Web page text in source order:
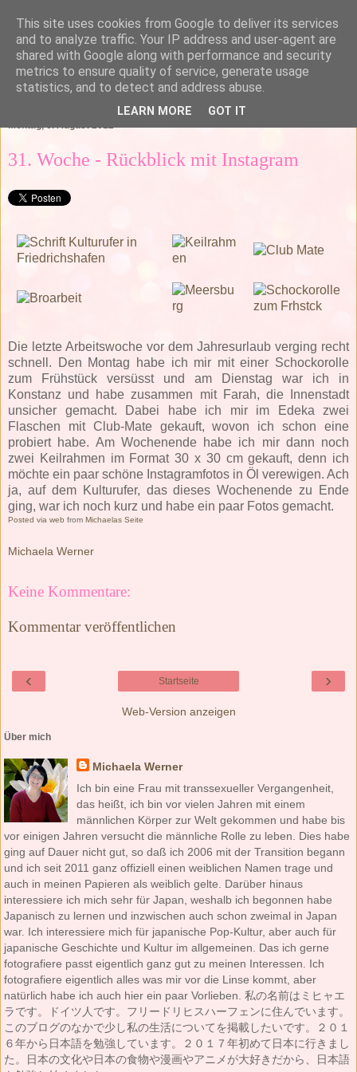
Montag, 6. August 2012
31. Woche - Rückblick mit Instagram
Die letzte Arbeitswoche vor dem Jahresurlaub verging recht
schnell. Den Montag habe ich mir mit einer Schockorolle
zum Frühstück versüsst und am Dienstag war ich in
Konstanz und habe zusammen mit Farah, die Innenstadt
unsicher gemacht. Dabei habe ich mir im Edeka zwei
Flaschen mit Club-Mate gekauft, wovon ich schon eine
probiert habe. Am Wochenende habe ich mir dann noch
zwei Keilrahmen im Format 30 x 30 cm gekauft, denn ich
möchte ein paar schöne Instagramfotos in Öl verewigen. Ach
ja, auf dem Kulturufer, das dieses Wochenende zu Ende
ging, war ich noch kurz und habe ein paar Fotos gemacht.
Posted via web from Michaelas Seite
Michaela Werner
Keine Kommentare:
Kommentar veröffentlichen
‹ ›
Startseite
Web-Version anzeigen
Über mich
Michaela Werner
Ich bin eine Frau mit transsexueller Vergangenheit,
das heißt, ich bin vor vielen Jahren mit einem
männlichen Körper zur Welt gekommen und habe bis
vor einigen Jahren versucht die männliche Rolle zu leben. Dies habe
ging auf Dauer nicht gut, so daß ich 2006 mit der Transition begann
und ich seit 2011 ganz offiziell einen weiblichen Namen trage und
auch in meinen Papieren als weiblich gelte. Darüber hinaus
interessiere ich mich sehr für Japan, weshalb ich begonnen habe
Japanisch zu lernen und inzwischen auch schon zweimal in Japan
war. Ich interessiere mich für japanische Pop-Kultur, aber auch für
japanische Geschichte und Kultur im allgemeinen. Das ich gerne
fotografiere passt eigentlich ganz gut zu meinen Interessen. Ich
fotografiere eigentlich alles was mir vor die Linse kommt, aber
natürlich habe ich auch hier ein paar Vorlieben. 私の名前はミヒャエ
ラです。ドイツ人です。フリードリヒスハーフェンに住んでいます。
このブログのなかで少し私の生活についてを掲載したいです。２０１
６年から日本語を勉強しています。２０１７年初めて日本に行きまし
た。日本の文化や日本の食物や漫画やアニメが大好きだから、日本語
This site uses cookies from Google to deliver its services
and to analyze traffic. Your IP address and user-agent are
shared with Google along with performance and security
metrics to ensure quality of service, generate usage
statistics, and to detect and address abuse.
LEARN MORE GOT IT